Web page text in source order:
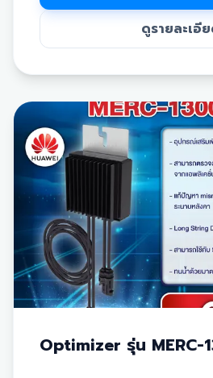
✅รีดพลังงานเต็มพิกัด:ช่วยให้รอ
กำลังวัตต์สูงได้อย่างเต็มประสิทธิภ
✅
เทคโนโลยีจาก Huawei:
📍หมายเหตุ:ราคานี้ยังไม่รวมภาษี
ราคาพิเศษ 2360 (ราคาไม่รวม Vat)
ดูรายละเอี
Optimizer รุ่น MERC-